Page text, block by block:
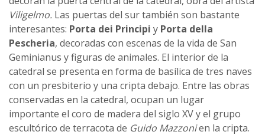
Viligelmo. Las puertas del sur también son bastante
interesantes: Porta dei Principi y Porta della
Pescheria, decoradas con escenas de la vida de San
Geminianus y figuras de animales. El interior de la
catedral se presenta en forma de basílica de tres naves
con un presbiterio y una cripta debajo. Entre las obras
conservadas en la catedral, ocupan un lugar
importante el coro de madera del siglo XV y el grupo
escultórico de terracota de Guido Mazzonien la cripta.